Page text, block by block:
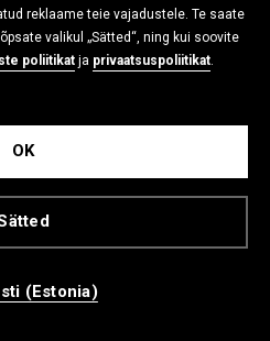
reklaame teie vajadustele. Te saate
valikul „Sätted“, ning kui soovite
poliitikat ja privaatsuspoliitikat.
OK
(Estonia)